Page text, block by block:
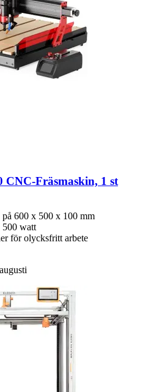
CNC-​Fräsmaskin, 1 st
på 600 x 500 x 100 mm
500 watt
för olycksfritt arbete